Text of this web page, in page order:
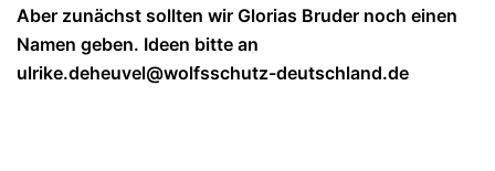
Aber zunächst sollten wir Glorias Bruder noch einen
Namen geben. Ideen bitte an
ulrike.deheuvel@wolfsschutz-deutschland.de